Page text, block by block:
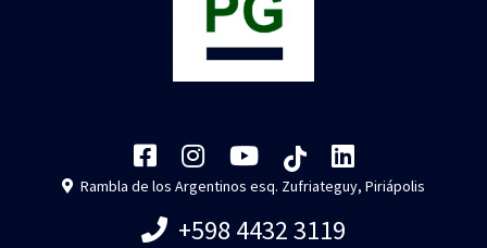
Rambla de los Argentinos esq. Zufriateguy, Piriápolis
+598 4432 3119